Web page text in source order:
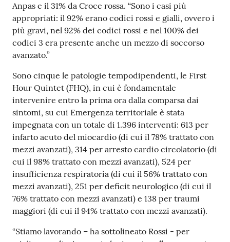
Anpas e il 31% da Croce rossa. “Sono i casi più
appropriati: il 92% erano codici rossi e gialli, ovvero i
più gravi, nel 92% dei codici rossi e nel 100% dei
codici 3 era presente anche un mezzo di soccorso
avanzato.”
Sono cinque le patologie tempodipendenti, le First
Hour Quintet (FHQ), in cui è fondamentale
intervenire entro la prima ora dalla comparsa dai
sintomi, su cui Emergenza territoriale è stata
impegnata con un totale di 1.396 interventi: 613 per
infarto acuto del miocardio (di cui il 78% trattato con
mezzi avanzati), 314 per arresto cardio circolatorio (di
cui il 98% trattato con mezzi avanzati), 524 per
insufficienza respiratoria (di cui il 56% trattato con
mezzi avanzati), 251 per deficit neurologico (di cui il
76% trattato con mezzi avanzati) e 138 per traumi
maggiori (di cui il 94% trattato con mezzi avanzati).
“Stiamo lavorando – ha sottolineato Rossi - per